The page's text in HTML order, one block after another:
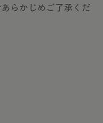
らかじめご了承くだ